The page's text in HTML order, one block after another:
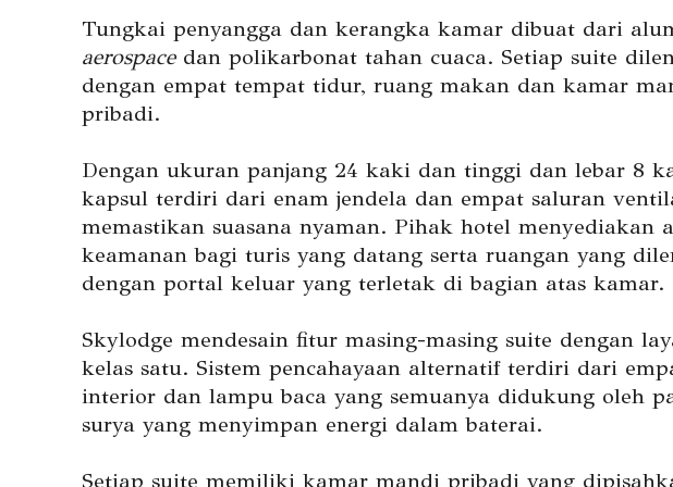
Tungkai penyangga dan kerangka kamar dibuat dari
aerospacedan polikarbonat tahan cuaca. Setiap suite
dengan empat tempat tidur, ruang makan dan kamar
pribadi.
Dengan ukuran panjang 24 kaki dan tinggi dan lebar 8
kapsul terdiri dari enam jendela dan empat saluran
memastikan suasana nyaman. Pihak hotel menyediakan
keamanan bagi turis yang datang serta ruangan yang
dengan portal keluar yang terletak di bagian atas kamar.
Skylodge mendesain fitur masing-masing suite dengan
kelas satu. Sistem pencahayaan alternatif terdiri dari
interior dan lampu baca yang semuanya didukung oleh
surya yang menyimpan energi dalam baterai.
Setiap suite memiliki kamar mandi pribadi yang